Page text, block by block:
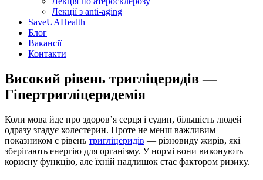
Лекції з anti-aging
SaveUAHealth
Блог
Вакансії
Контакти
Високий рівень тригліцеридів —
Гіпертригліцеридемія
Коли мова йде про здоров’я серця і судин, більшість людей
одразу згадує холестерин. Проте не менш важливим
показником є рівень тригліцеридів — різновиду жирів, які
зберігають енергію для організму. У нормі вони виконують
корисну функцію, але їхній надлишок стає фактором ризику.